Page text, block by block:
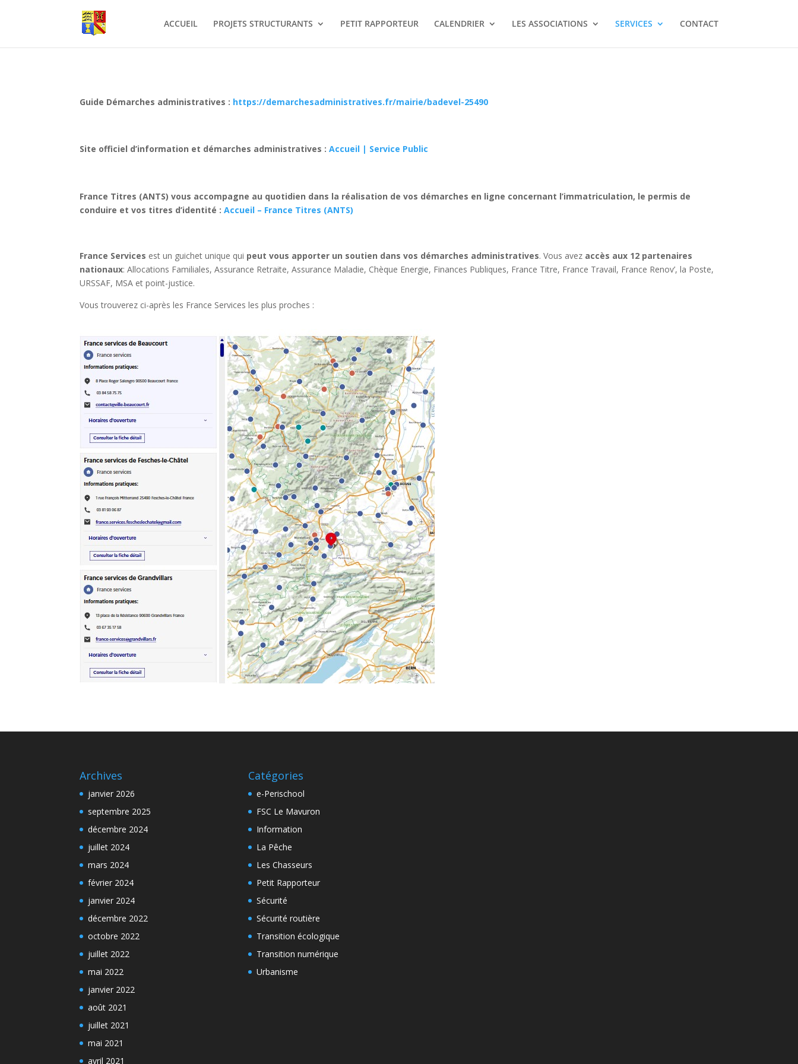
ACCUEIL PROJETS STRUCTURANTS PETIT RAPPORTEUR CALENDRIER LES ASSOCIATIONS SERVICES CONTACT
Guide Démarches administratives : https://demarchesadministratives.fr/mairie/badevel-25490
Site officiel d’information et démarches administratives :Accueil | Service Public
France Titres (ANTS) vous accompagne au quotidien dans la réalisation de vos démarches en ligne concernant l’immatriculation, le permis de
conduire et vos titres d’identité :Accueil – France Titres (ANTS)
France Services est un guichet unique qui peut vous apporter un soutien dans vos démarches administratives. Vous avez accès aux 12 partenaires
nationaux: Allocations Familiales, Assurance Retraite, Assurance Maladie, Chèque Energie, Finances Publiques, France Titre, France Travail, France Renov’, la Poste,
URSSAF, MSA et point-justice.
Vous trouverez ci-après les France Services les plus proches :
Archives
janvier 2026
septembre 2025
décembre 2024
juillet 2024
mars 2024
février 2024
janvier 2024
décembre 2022
octobre 2022
juillet 2022
mai 2022
janvier 2022
août 2021
juillet 2021
mai 2021
avril 2021
Catégories
e-Perischool
FSC Le Mavuron
Information
La Pêche
Les Chasseurs
Petit Rapporteur
Sécurité
Sécurité routière
Transition écologique
Transition numérique
Urbanisme